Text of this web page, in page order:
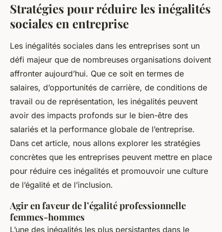
Stratégies pour réduire les inégalités
sociales en entreprise
Les inégalités sociales dans les entreprises sont un
défi majeur que de nombreuses organisations doivent
affronter aujourd’hui. Que ce soit en termes de
salaires, d’opportunités de carrière, de conditions de
travail ou de représentation, les inégalités peuvent
avoir des impacts profonds sur le bien-être des
salariés et la performance globale de l’entreprise.
Dans cet article, nous allons explorer les stratégies
concrètes que les entreprises peuvent mettre en place
pour réduire ces inégalités et promouvoir une culture
de l’égalité et de l’inclusion.
Agir en faveur de l’égalité professionnelle
femmes-hommes
L’une des inégalités les plus persistantes dans le